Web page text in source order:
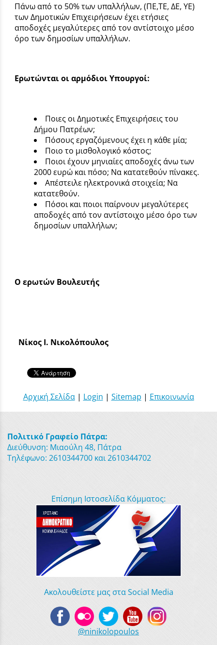
Πάνω από το 50% των υπαλλήλων, (ΠΕ,ΤΕ, ΔΕ, ΥΕ)
των Δημοτικών Επιχειρήσεων έχει ετήσιες
αποδοχές μεγαλύτερες από τον αντίστοιχο μέσο
όρο των δημοσίων υπαλλήλων.
Ερωτώνται οι αρμόδιοι Υπουργοί:
Ποιες οι Δημοτικές Επιχειρήσεις του
Δήμου Πατρέων;
Πόσους εργαζόμενους έχει η κάθε μία;
Ποιο το μισθολογικό κόστος;
Ποιοι έχουν μηνιαίες αποδοχές άνω των
2000 ευρώ και πόσο; Να κατατεθούν πίνακες.
Απέστειλε ηλεκτρονικά στοιχεία; Να
κατατεθούν.
Πόσοι και ποιοι παίρνουν μεγαλύτερες
αποδοχές από τον αντίστοιχο μέσο όρο των
δημοσίων υπαλλήλων;
Ο ερωτών Βουλευτής
Νίκος Ι. Νικολόπουλος
Αρχική Σελίδα| Login | Sitemap | Επικοινωνία
Πολιτικό Γραφείο Πάτρα:
Διεύθυνση: Μιαούλη 48, Πάτρα
Τηλέφωνο: 2610344700 και 2610344702
Επίσημη Ιστοσελίδα Κόμματος:
Ακολουθείστε μας στα Social Media
@ninikolopoulos